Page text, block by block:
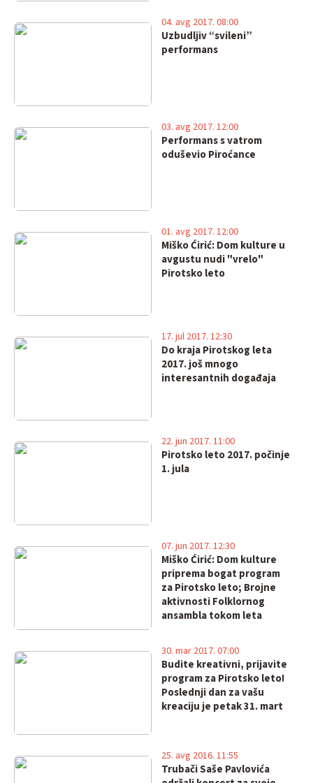
Uzbudljiv “svileni”
performans
04. avg 2017. 08:00
Performans s vatrom
oduševio Piroćance
03. avg 2017. 12:00
Miško Ćirić: Dom kulture u
avgustu nudi "vrelo"
Pirotsko leto
01. avg 2017. 12:00
Do kraja Pirotskog leta
2017. još mnogo
interesantnih događaja
17. jul 2017. 12:30
Pirotsko leto 2017. počinje
1. jula
22. jun 2017. 11:00
Miško Ćirić: Dom kulture
priprema bogat program
za Pirotsko leto; Brojne
aktivnosti Folklornog
ansambla tokom leta
07. jun 2017. 12:30
Budite kreativni, prijavite
program za Pirotsko leto!
Poslednji dan za vašu
kreaciju je petak 31. mart
30. mar 2017. 07:00
Trubači Saše Pavlovića
25. avg 2016. 11:55